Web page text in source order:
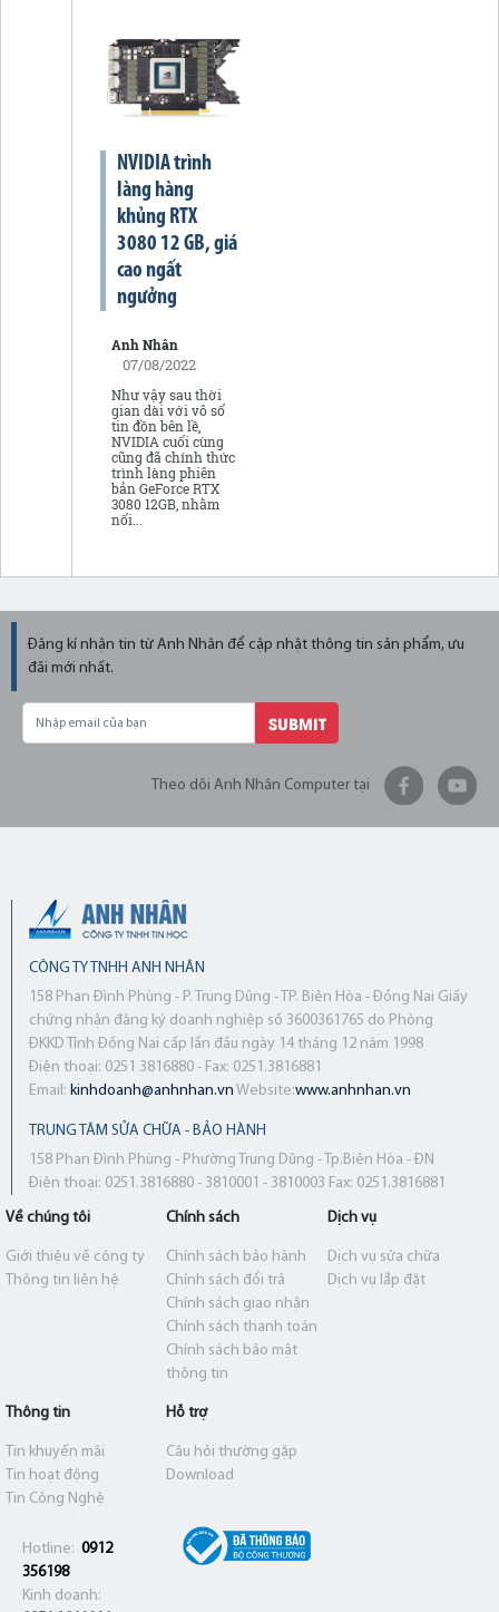
NVIDIA trình
làng hàng
khủng RTX
3080 12 GB, giá
cao ngất
ngưởng
Anh Nhân
07/08/2022
Như vậy sau thời
gian dài với vô số
tin đồn bên lề,
NVIDIA cuối cùng
cũng đã chính thức
trình làng phiên
bản GeForce RTX
3080 12GB, nhằm
nối...
Đăng kí nhận tin từ Anh Nhân để cập nhật thông tin sản phẩm, ưu
đãi mới nhất.
SUBMIT
Theo dõi Anh Nhân Computer tại
CÔNG TY TNHH ANH NHÂN
158 Phan Đình Phùng - P. Trung Dũng - TP. Biên Hòa - Đồng Nai Giấy
chứng nhận đăng ký doanh nghiệp số 3600361765 do Phòng
ĐKKD Tỉnh Đồng Nai cấp lần đầu ngày 14 tháng 12 năm 1998
Điện thoại: 0251 3816880 - Fax: 0251.3816881
Email: kinhdoanh@anhnhan.vn Website:www.anhnhan.vn
TRUNG TÂM SỬA CHỮA - BẢO HÀNH
158 Phan Đình Phùng - Phường Trung Dũng - Tp.Biên Hòa - ĐN
Điện thoại: 0251.3816880 - 3810001 - 3810003 Fax: 0251.3816881
Về chúng tôi
Giới thiệu về công ty
Thông tin liên hệ
Chính sách
Chính sách bảo hành
Chính sách đổi trả
Chính sách giao nhận
Chính sách thanh toán
Chính sách bảo mật
thông tin
Dịch vụ
Dịch vụ sửa chữa
Dịch vụ lắp đặt
Thông tin
Tin khuyến mãi
Tin hoạt động
Tin Công Nghệ
Hỗ trợ
Câu hỏi thường gặp
Download
Hotline: 0912
356198
Kinh doanh: